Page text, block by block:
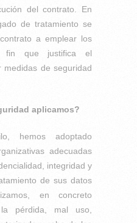
del contrato. En
de tratamiento se
a emplear los
que justifica el
de seguridad
aplicamos?
hemos adoptado
adecuadas
integridad y
de sus datos
en concreto
pérdida, mal uso,